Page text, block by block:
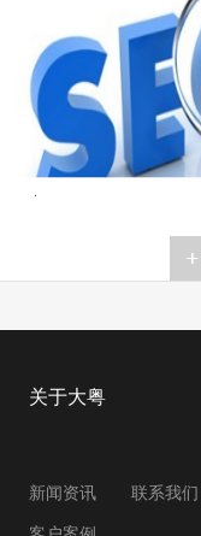
关于大粤
新闻资讯 联系我们